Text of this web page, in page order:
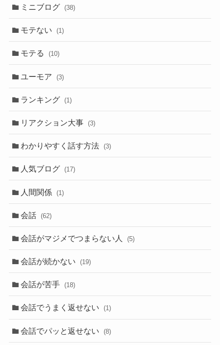
ミニブログ (38)
モテない (1)
モテる (10)
ユーモア (3)
ランキング (1)
リアクション大事 (3)
わかりやすく話す方法 (3)
人気ブログ (17)
人間関係 (1)
会話 (62)
会話がマジメでつまらない人 (5)
会話が続かない (19)
会話が苦手 (18)
会話でうまく返せない (1)
会話でパッと返せない (8)